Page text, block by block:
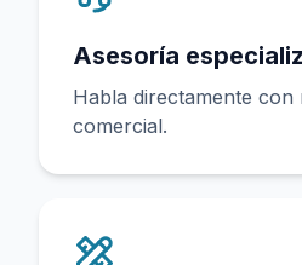
Asesoría
Habla directamente con
comercial.